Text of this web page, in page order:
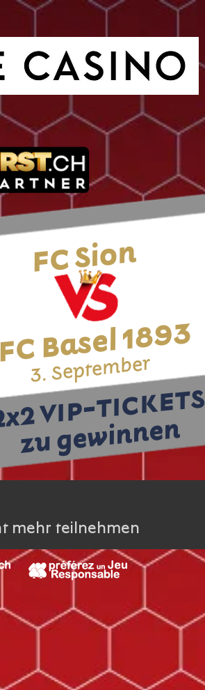
mehr teilnehmen
FC Sion
3. September
FC Basel 1893
VIP-TICKETS
zu gewinnen